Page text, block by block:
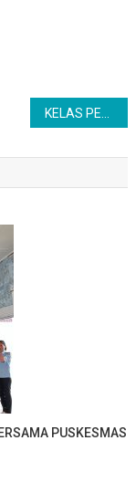
KELAS PENDIDIKAN NON FORMAL, ABH LPKA PALU PELAJARI DASAR-DASAR ILMU SEJARAH
PUSKESMAS